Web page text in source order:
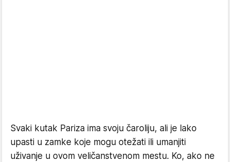
Svaki kutak Pariza ima svoju čaroliju, ali je lako
upasti u zamke koje mogu otežati ili umanjiti
uživanje u ovom veličanstvenom mestu. Ko, ako ne